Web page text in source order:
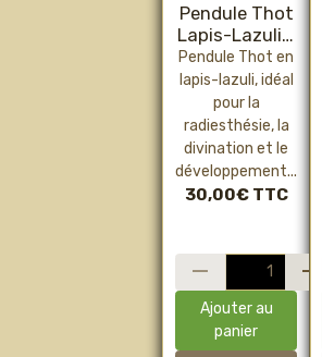
Pendule Thot
Lapis-Lazuli –
Radiesthésie,
intuition et
sagesse
intérieure
Pendule Thot en
lapis-lazuli, idéal
pour la
radiesthésie, la
divination et le
développement...
30,00€ TTC
Ajouter au
panier